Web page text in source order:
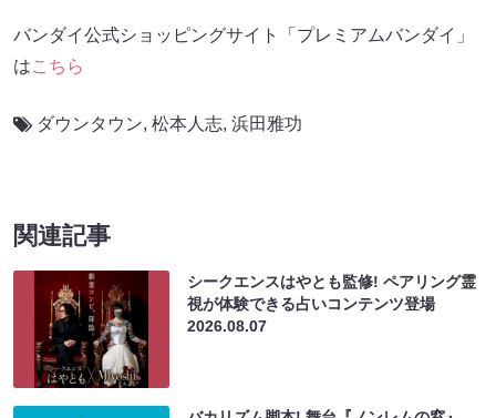
バンダイ公式ショッピングサイト「プレミアムバンダイ」
はこちら
ダウンタウン, 松本人志, 浜田雅功
関連記事
シークエンスはやとも監修! ペアリング霊
視が体験できる占いコンテンツ登場
2026.08.07